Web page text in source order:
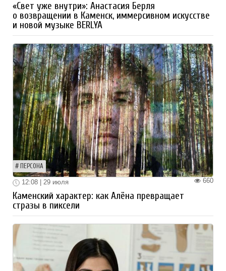
«Свет уже внутри»: Анастасия Берля
о возвращении в Каменск, иммерсивном искусстве
и новой музыке BERLYA
ПЕРСОНА
660
12:08 | 29 июля
Каменский характер: как Алёна превращает
стразы в пиксели